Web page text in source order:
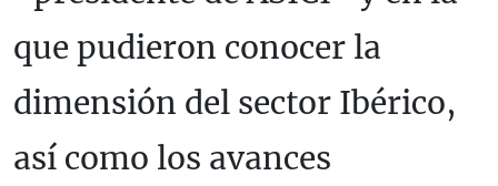
que pudieron conocer la
dimensión del sector Ibérico,
así como los avances